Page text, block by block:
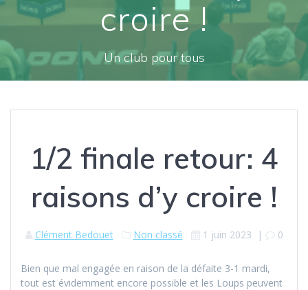
croire !
Un club pour tous
1/2 finale retour: 4
raisons d’y croire !
Clément Bedouet Non classé 1 juin 2023 | 0
Bien que mal engagée en raison de la défaite 3-1 mardi,
tout est évidemment encore possible et les Loups peuvent